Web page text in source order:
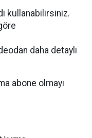
kullanabilirsiniz.
daha detaylı
abone olmayı